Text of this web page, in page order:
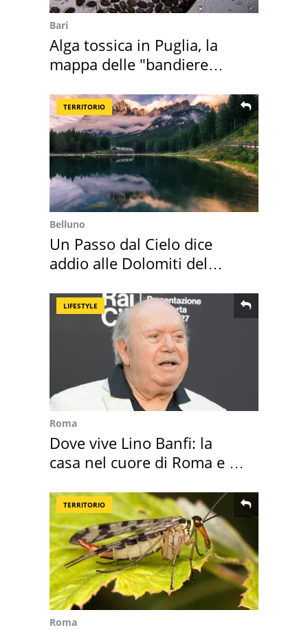
Bari
Alga tossica in Puglia, la
mappa delle "bandiere
TERRITORIO
Belluno
Un Passo dal Cielo dice
addio alle Dolomiti del
LIFESTYLE
Roma
Dove vive Lino Banfi: la
casa nel cuore di Roma e i
TERRITORIO
Roma